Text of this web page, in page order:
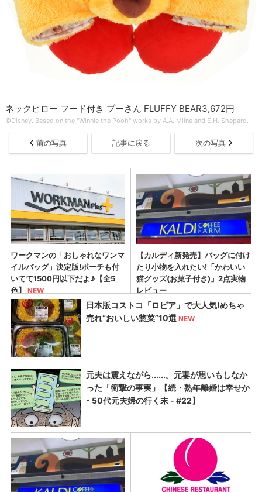
ネックピロー フード付き プーさん FLUFFY BEAR3,672円
©Disney. Based on the "Winnie the Pooh" works by A.A. Milne and E.H. Shepard.
前の写真 記事に戻る 次の写真